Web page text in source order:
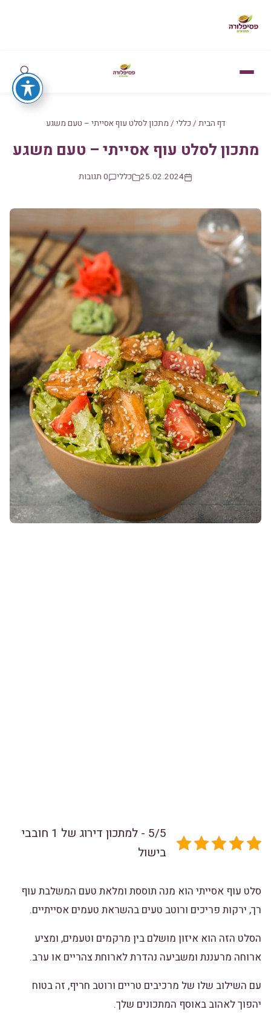
דף הבית / כללי / מתכון לסלט עוף אסייתי – טעם משגע
מתכון לסלט עוף אסייתי – טעם משגע
25.02.2024 כללי 0 תגובות
5/5 - למתכון דירוג של 1 חובבי
בישול
סלט עוף אסייתי הוא מנה תוססת ומלאת טעם המשלבת עוף
רך, ירקות פריכים ורוטב טעים בהשראת טעמים אסייתיים.
הסלט הזה הוא איזון מושלם בין מרקמים וטעמים, ומציע
ארוחה מרעננת ומשביעה נהדרת לארוחת צהריים או ערב.
עם השילוב שלו של מרכיבים טריים ורוטב חריף, זה בטוח
יהפוך לאהוב באוסף המתכונים שלך.